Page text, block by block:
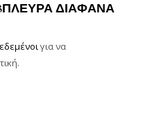
ΔΙΑΦΑΝΑ
για να